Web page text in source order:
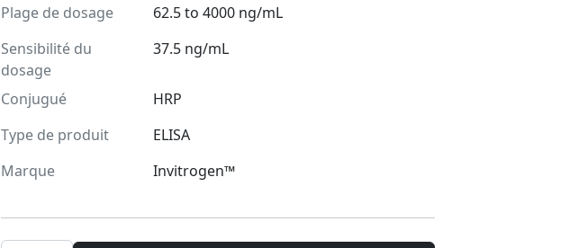
Plage de dosage
62.5 to 4000 ng/mL
Sensibilité du
dosage
37.5 ng/mL
Conjugué
HRP
Type de produit
ELISA
Marque
Invitrogen™